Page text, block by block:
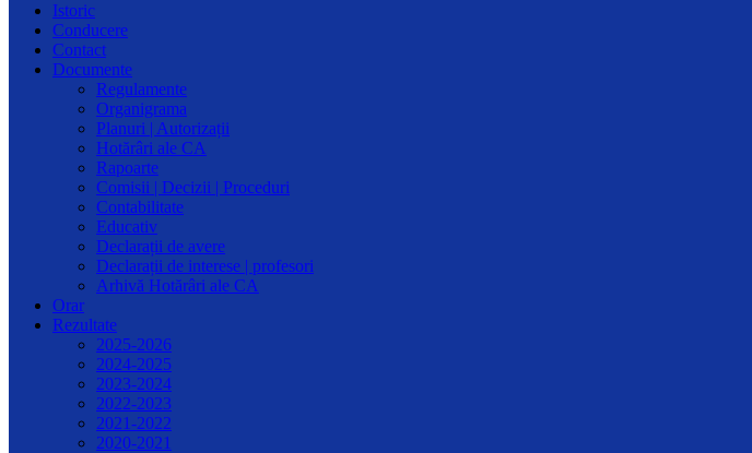
Istoric
Conducere
Contact
Documente
Regulamente
Organigrama
Planuri | Autorizații
Hotărâri ale CA
Rapoarte
Comisii | Decizii | Proceduri
Contabilitate
Educativ
Declarații de avere
Declarații de interese | profesori
Arhivă Hotărâri ale CA
Orar
Rezultate
2025-2026
2024-2025
2023-2024
2022-2023
2021-2022
2020-2021